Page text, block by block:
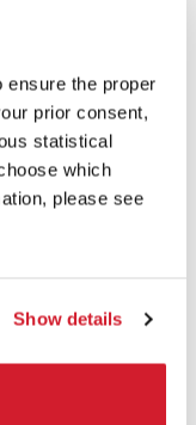
the proper
prior consent,
statistical
which
please see
Show details